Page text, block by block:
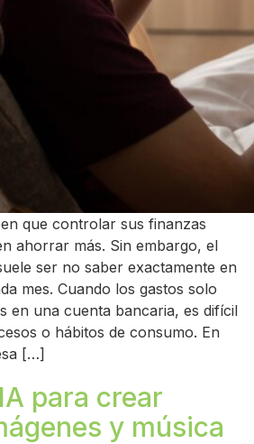
que controlar sus finanzas
ahorrar más. Sin embargo, el
ser no saber exactamente en
mes. Cuando los gastos solo
en una cuenta bancaria, es difícil
o hábitos de consumo. En
[…]
para crear
y música